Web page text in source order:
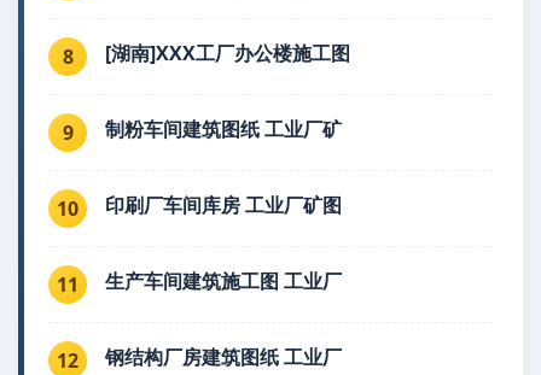
8 [湖南]XXX工厂办公楼施工图
9 制粉车间建筑图纸 工业厂矿
10 印刷厂车间库房 工业厂矿图
11 生产车间建筑施工图 工业厂
12 钢结构厂房建筑图纸 工业厂